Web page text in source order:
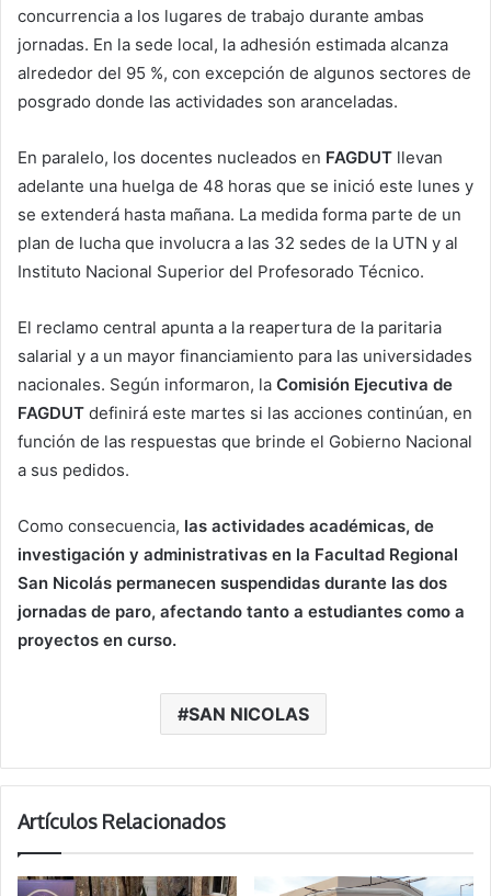
concurrencia a los lugares de trabajo durante ambas
jornadas. En la sede local, la adhesión estimada alcanza
alrededor del 95 %, con excepción de algunos sectores de
posgrado donde las actividades son aranceladas.
En paralelo, los docentes nucleados en FAGDUT llevan
adelante una huelga de 48 horas que se inició este lunes y
se extenderá hasta mañana. La medida forma parte de un
plan de lucha que involucra a las 32 sedes de la UTN y al
Instituto Nacional Superior del Profesorado Técnico.
El reclamo central apunta a la reapertura de la paritaria
salarial y a un mayor financiamiento para las universidades
nacionales. Según informaron, la Comisión Ejecutiva de
FAGDUT definirá este martes si las acciones continúan, en
función de las respuestas que brinde el Gobierno Nacional
a sus pedidos.
Como consecuencia, las actividades académicas, de
investigación y administrativas en la Facultad Regional
San Nicolás permanecen suspendidas durante las dos
jornadas de paro, afectando tanto a estudiantes como a
proyectos en curso.
SAN NICOLAS
Artículos Relacionados